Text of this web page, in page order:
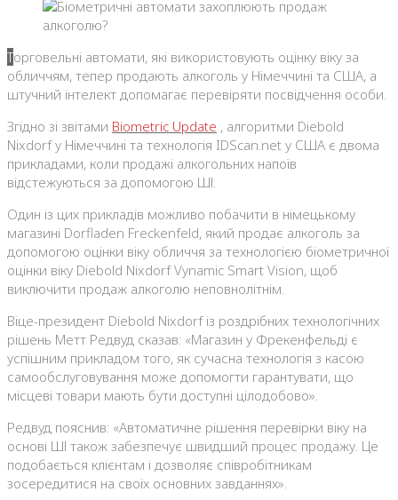
Торговельні автомати, які використовують оцінку віку за
обличчям, тепер продають алкоголь у Німеччині та США, а
штучний інтелект допомагає перевіряти посвідчення особи.
Згідно зі звітами Biometric Update , алгоритми Diebold
Nixdorf у Німеччині та технологія IDScan.net у США є двома
прикладами, коли продажі алкогольних напоїв
відстежуються за допомогою ШІ.
Один із цих прикладів можливо побачити в німецькому
магазині Dorfladen Freckenfeld, який продає алкоголь за
допомогою оцінки віку обличчя за технологією біометричної
оцінки віку Diebold Nixdorf Vynamic Smart Vision, щоб
виключити продаж алкоголю неповнолітнім.
Віце-президент Diebold Nixdorf із роздрібних технологічних
рішень Метт Редвуд сказав: «Магазин у Фрекенфельді є
успішним прикладом того, як сучасна технологія з касою
самообслуговування може допомогти гарантувати, що
місцеві товари мають бути доступні цілодобово».
Редвуд пояснив: «Автоматичне рішення перевірки віку на
основі ШІ також забезпечує швидший процес продажу. Це
подобається клієнтам і дозволяє співробітникам
зосередитися на своїх основних завданнях».